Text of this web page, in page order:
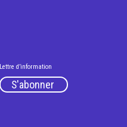
Lettre d’information
S'abonner